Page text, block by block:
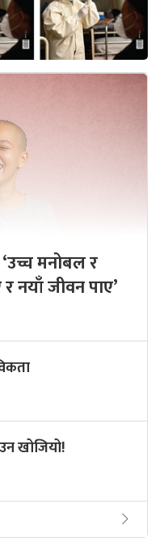
मनोबल र
नयाँ जीवन पाए’
खोजियो!